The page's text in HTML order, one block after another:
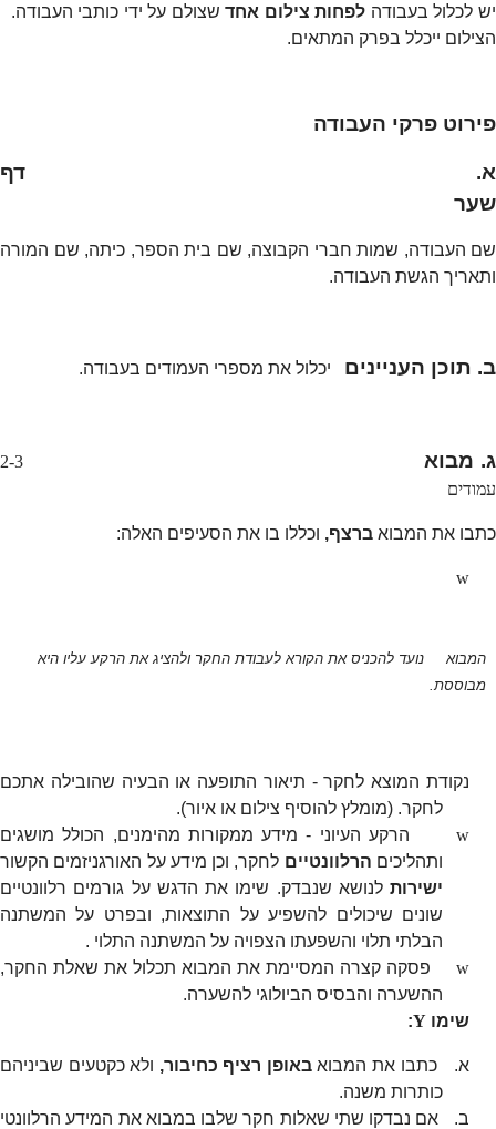
יש לכלול בעבודה לפחות צילום אחדשצולם על ידי כותבי העבודה.
הצילום ייכלל בפרק המתאים.
פירוט פרקי העבודה
א. דף
שער
שם העבודה, שמות חברי הקבוצה, שם בית הספר, כיתה, שם המורה
ותאריך הגשת העבודה.
ב. תוכן העניינים יכלול את מספרי העמודים בעבודה.
ג. מבוא
2-3
עמודים
כתבו את המבוא ברצף, וכללו בו את הסעיפים האלה:
w
המבוא נועד להכניס את הקורא לעבודת החקר ולהציג את הרקע עליו היא
מבוססת.
נקודת המוצא לחקר - תיאור התופעה או הבעיה שהובילה אתכם
לחקר. (מומלץ להוסיף צילום או איור).
w
הרקע העיוני - מידע ממקורות מהימנים, הכולל מושגים
ותהליכים הרלוונטיים לחקר, וכן מידע על האורגניזמים הקשור
ישירות לנושא שנבדק. שימו את הדגש על גורמים רלוונטיים
שונים שיכולים להשפיע על התוצאות, ובפרט על המשתנה
הבלתי תלוי והשפעתו הצפויה על המשתנה התלוי .
w
פסקה קצרה המסיימת את המבוא תכלול את שאלת החקר,
ההשערה והבסיס הביולוגי להשערה.
שימו Y
:
א. כתבו את המבואבאופן רציף כחיבור, ולא כקטעים שביניהם
כותרות משנה.
ב.
אם נבדקו שתי שאלות חקר שלבו במבוא את המידע הרלוונטי